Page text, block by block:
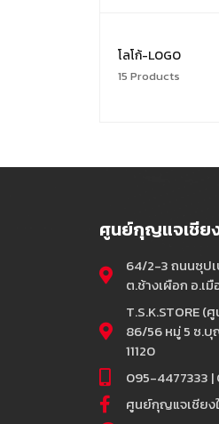
โลโก้-LOGO
15 Products
ศูนย์กุญแจเชีย
64/2-3 ถนนซุปเ
ต.ช้างเผือก อ.เ
T.S.K.STORE
86/56 หมู่ 5 ซ.
11120
095-4477333
ศูนย์กุญแจเชียง